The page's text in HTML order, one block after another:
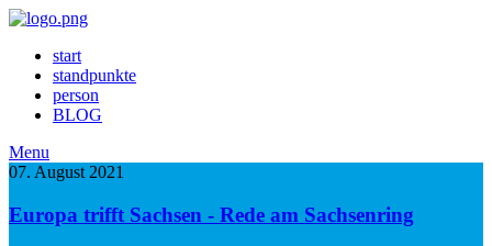
start
standpunkte
person
BLOG
Menu
07. August 2021
Europa trifft Sachsen - Rede am Sachsenring